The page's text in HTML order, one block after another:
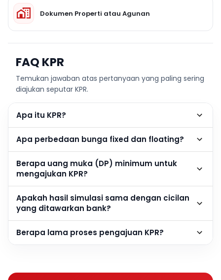
Dokumen Properti atau Agunan
FAQ KPR
Temukan jawaban atas pertanyaan yang paling sering
diajukan seputar KPR.
Apa itu KPR?
Apa perbedaan bunga fixed dan floating?
Berapa uang muka (DP) minimum untuk
mengajukan KPR?
Apakah hasil simulasi sama dengan cicilan
yang ditawarkan bank?
Berapa lama proses pengajuan KPR?